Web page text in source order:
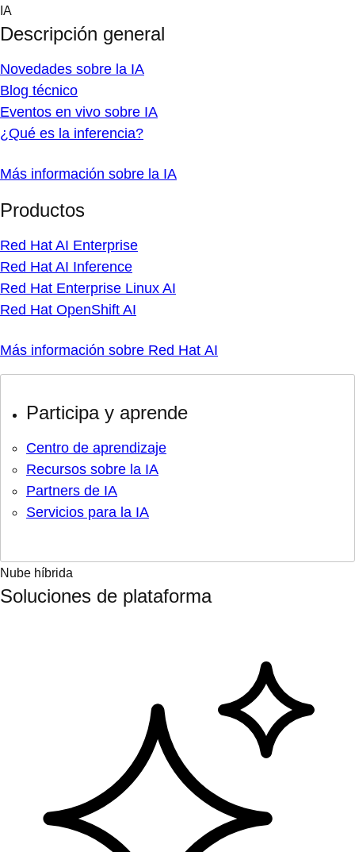
Skip
content
IA
Descripción general
Novedades sobre la IA
Blog técnico
Eventos en vivo sobre IA
¿Qué es la inferencia?
Más información sobre la IA
Productos
Red Hat AI Enterprise
Red Hat AI Inference
Red Hat Enterprise Linux AI
Red Hat OpenShift AI
Más información sobre Red Hat AI
Participa y aprende
Centro de aprendizaje
Recursos sobre la IA
Partners de IA
Servicios para la IA
Nube híbrida
Soluciones de plataforma